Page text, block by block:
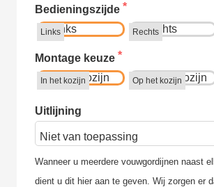
Bedieningszijde
Links Rechts
Montage keuze
In het kozijn Op het kozijn
Uitlijning
Wanneer u meerdere vouwgordijnen naast
dient u dit hier aan te geven. Wij zorgen er